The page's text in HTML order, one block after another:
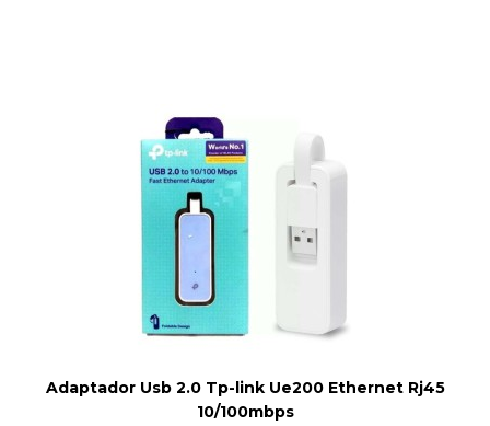
Adaptador Usb 2.0 Tp-link Ue200 Ethernet Rj45
10/100mbps